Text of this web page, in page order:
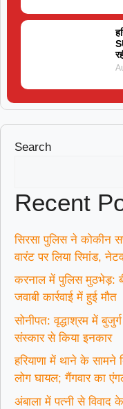
Search
Recent
सिरसा पुलिस ने कोकीन
वारंट पर लिया रिमांड,
करनाल में पुलिस मुठभेड़:
जवाबी कार्रवाई में हुई मौत
सोनीपत: वृद्धाश्रम में
संस्कार से किया इनकार
हरियाणा में थाने के सामने
लोग घायल; गैंगवार का
अंबाला में पत्नी से